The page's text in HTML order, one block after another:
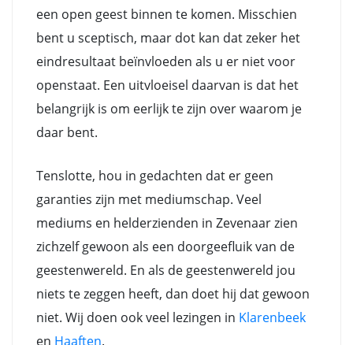
een open geest binnen te komen. Misschien
bent u sceptisch, maar dot kan dat zeker het
eindresultaat beïnvloeden als u er niet voor
openstaat. Een uitvloeisel daarvan is dat het
belangrijk is om eerlijk te zijn over waarom je
daar bent.
Tenslotte, hou in gedachten dat er geen
garanties zijn met mediumschap. Veel
mediums en helderzienden in Zevenaar zien
zichzelf gewoon als een doorgeefluik van de
geestenwereld. En als de geestenwereld jou
niets te zeggen heeft, dan doet hij dat gewoon
niet. Wij doen ook veel lezingen in Klarenbeek
en Haaften.